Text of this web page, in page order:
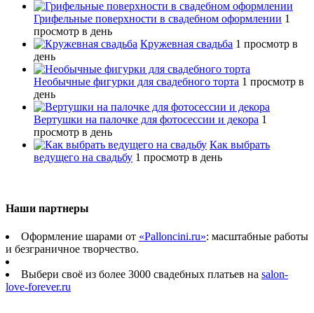
Грифельные поверхности в свадебном оформлении 1
просмотр в день
Кружевная свадьба 1 просмотр в
день
Необычные фигурки для свадебного торта 1 просмотр в
день
Вертушки на палочке для фотосессии и декора 1
просмотр в день
Как выбрать
ведущего на свадьбу 1 просмотр в день
Наши партнеры
Оформление шарами от «Palloncini.ru»: масштабные работы
и безграничное творчество.
Выбери своё из более 3000 свадебных платьев на salon-
love-forever.ru